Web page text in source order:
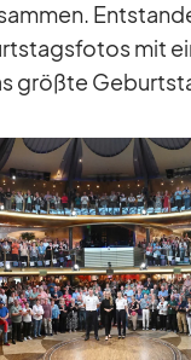
mit
größte